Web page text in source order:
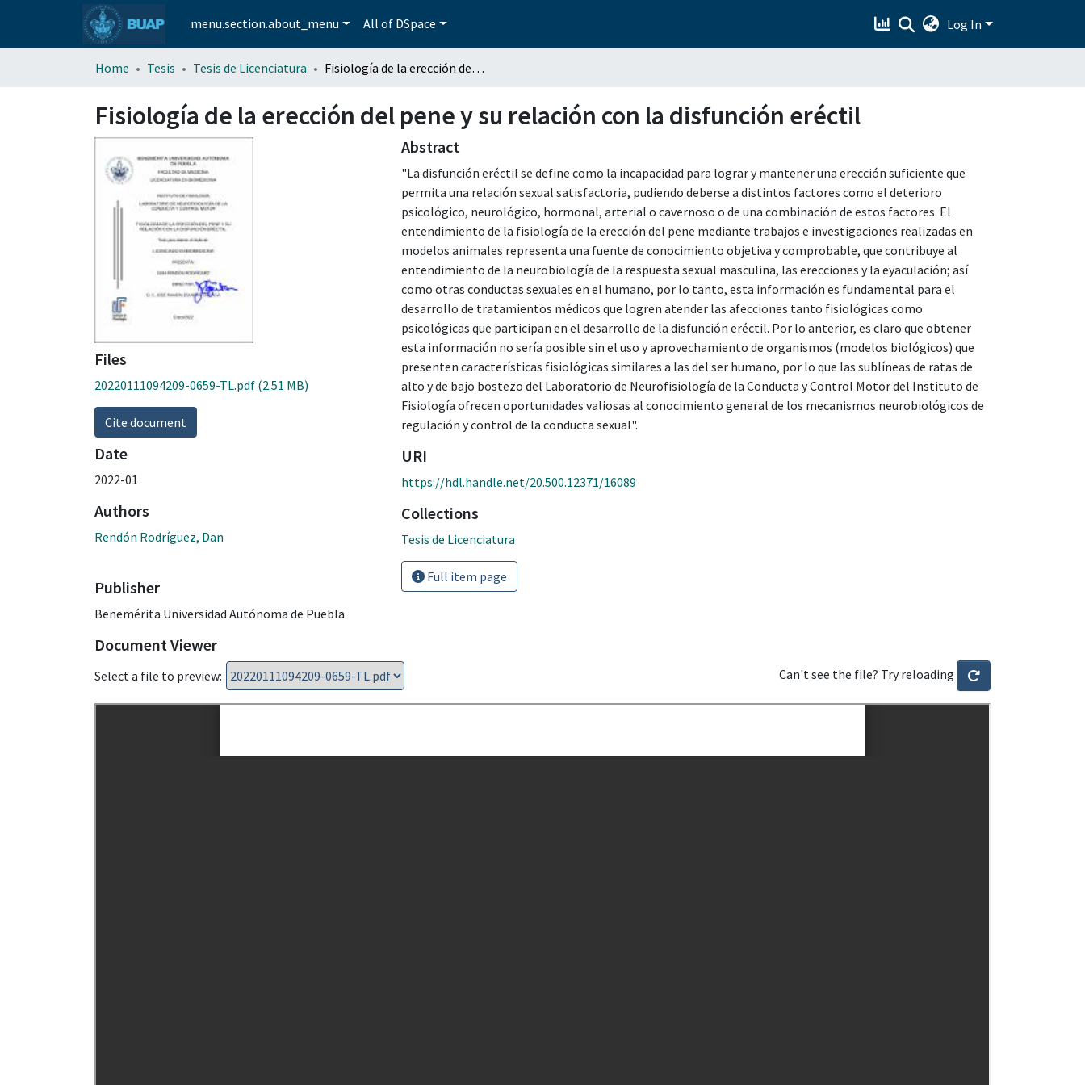
menu.section.about_menu All of DSpace Log In
Home Tesis Tesis de Licenciatura Fisiología de la erección del pene y su relación con la disfunción eréctil
Fisiología de la erección del pene y su relación con la disfunción eréctil
Files
20220111094209-0659-TL.pdf (2.51 MB)
Cite document
Date
2022-01
Authors
Rendón Rodríguez, Dan
Publisher
Benemérita Universidad Autónoma de Puebla
Abstract
"La disfunción eréctil se define como la incapacidad para lograr y mantener una erección suficiente que
permita una relación sexual satisfactoria, pudiendo deberse a distintos factores como el deterioro
psicológico, neurológico, hormonal, arterial o cavernoso o de una combinación de estos factores. El
entendimiento de la fisiología de la erección del pene mediante trabajos e investigaciones realizadas en
modelos animales representa una fuente de conocimiento objetiva y comprobable, que contribuye al
entendimiento de la neurobiología de la respuesta sexual masculina, las erecciones y la eyaculación; así
como otras conductas sexuales en el humano, por lo tanto, esta información es fundamental para el
desarrollo de tratamientos médicos que logren atender las afecciones tanto fisiológicas como
psicológicas que participan en el desarrollo de la disfunción eréctil. Por lo anterior, es claro que obtener
esta información no sería posible sin el uso y aprovechamiento de organismos (modelos biológicos) que
presenten características fisiológicas similares a las del ser humano, por lo que las sublíneas de ratas de
alto y de bajo bostezo del Laboratorio de Neurofisiología de la Conducta y Control Motor del Instituto de
Fisiología ofrecen oportunidades valiosas al conocimiento general de los mecanismos neurobiológicos de
regulación y control de la conducta sexual".
URI
https://hdl.handle.net/20.500.12371/16089
Collections
Tesis de Licenciatura
Full item page
Document Viewer
Select a file to preview: Can't see the file? Try reloading